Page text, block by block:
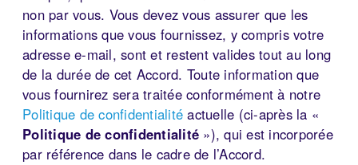
non par vous. Vous devez vous assurer que les
informations que vous fournissez, y compris votre
adresse e-mail, sont et restent valides tout au long
de la durée de cet Accord. Toute information que
vous fournirez sera traitée conformément à notre
Politique de confidentialité actuelle (ci-après la «
Politique de confidentialité »), qui est incorporée
par référence dans le cadre de l’Accord.